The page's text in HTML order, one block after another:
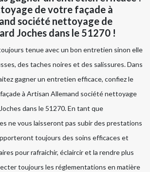
de votre façade à
société nettoyage de
Joches dans le 51270 !
tenue avec un bon entretien sinon elle
des taches noires et des salissures. Dans
gagner un entretien efficace, confiez le
à Artisan Allemand société nettoyage
dans le 51270. En tant que
ne vous laisseront pas subir des prestations
toujours des soins efficaces et
pour rafraichir, éclaircir et la rendre plus
toujours les réglementations en matière